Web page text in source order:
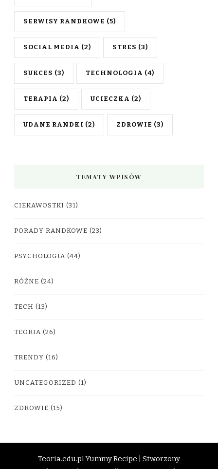
SERWISY RANDKOWE (5)
SOCIAL MEDIA (2) STRES (3)
SUKCES (3) TECHNOLOGIA (4)
TERAPIA (2) UCIECZKA (2)
UDANE RANDKI (2) ZDROWIE (3)
TEMATY WPISÓW
CIEKAWOSTKI (31)
PORADY RANDKOWE (23)
PSYCHOLOGIA (44)
RÓŻNE (24)
TECH (13)
TEORIA (26)
TRENDY (16)
UNCATEGORIZED (1)
ZDROWIE (15)
Teoria.edu.plYummy Recipe | Stworzony